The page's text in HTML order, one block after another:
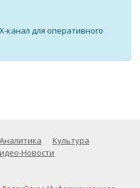
канал для оперативного
Аналитика
Культура
Новости